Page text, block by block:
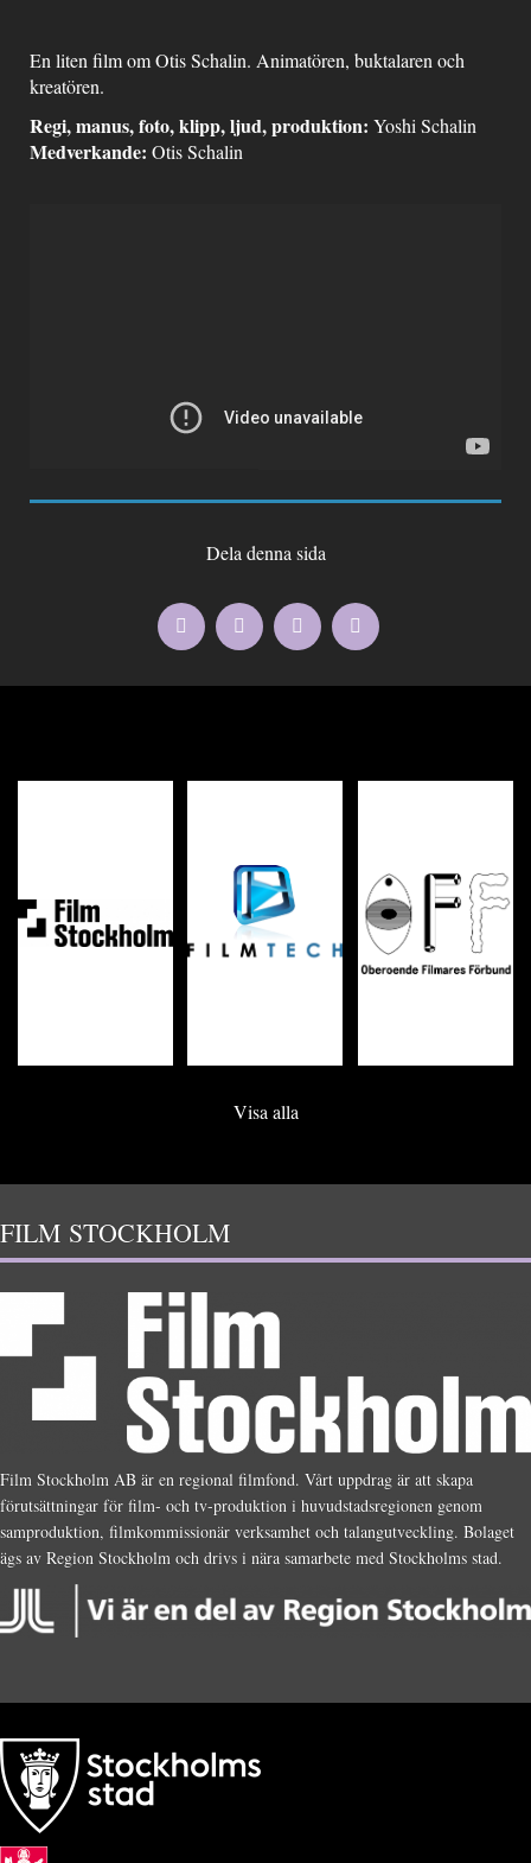
En liten film om Otis Schalin. Animatören, buktalaren och
kreatören.
Regi, manus, foto, klipp, ljud, produktion: Yoshi Schalin
Medverkande: Otis Schalin
Dela denna sida
Visa alla
FILM STOCKHOLM
Film Stockholm AB är en regional filmfond. Vårt uppdrag är att skapa
förutsättningar för film- och tv-produktion i huvudstadsregionen genom
samproduktion, filmkommissionär verksamhet och talangutveckling. Bolaget
ägs av Region Stockholm och drivs i nära samarbete med Stockholms stad.